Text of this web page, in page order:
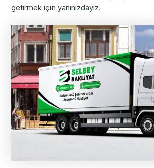
getirmek için yanınızdayız.